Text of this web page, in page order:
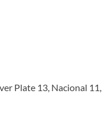
Plate 13, Nacional 11,